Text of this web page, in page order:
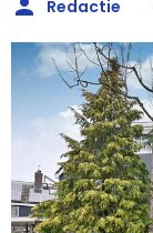
Redactie